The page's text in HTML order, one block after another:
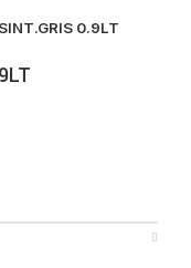
0.9LT